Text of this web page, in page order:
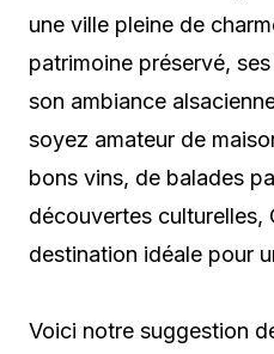
une ville pleine de
patrimoine préservé,
son ambiance
soyez amateur de
bons vins, de balades
découvertes culturelles,
destination idéale pour
Voici notre suggestion